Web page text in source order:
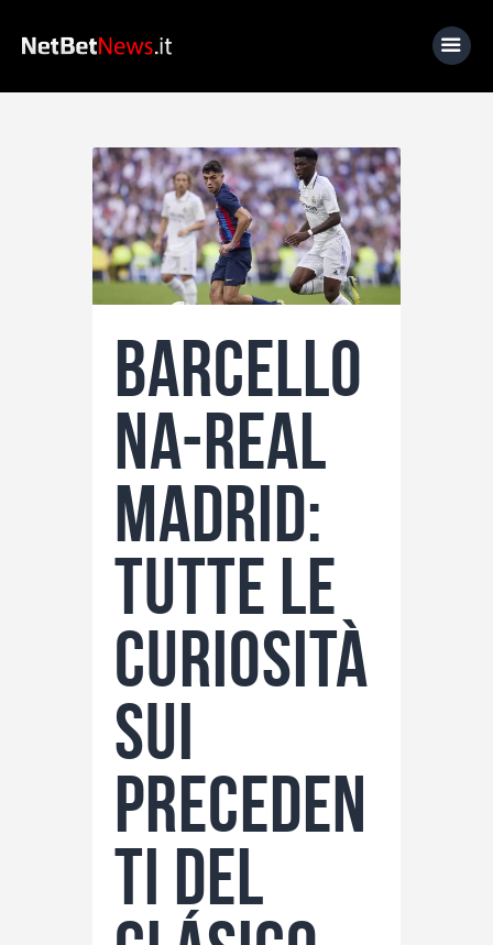
Home
News
Calcio
Basket
Lo Sapevi Che
Fantacalcio
I consigli di Giulia
Serie A
Barcello
na-Real
Madrid:
tutte le
curiosità
sui
preceden
ti del